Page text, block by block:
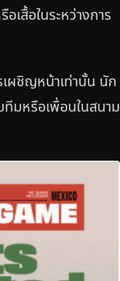
เสื้อในระหว่างการ
ผชิญหน้าเท่านั้น นัก
มหรือเพื่อนในสนาม